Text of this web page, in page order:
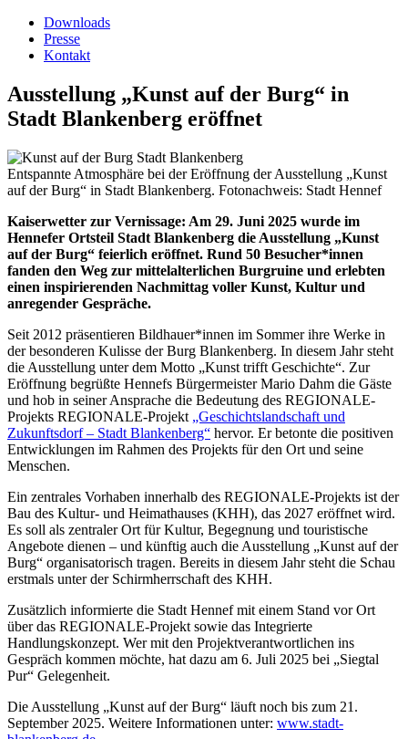
Downloads
Presse
Kontakt
Ausstellung „Kunst auf der Burg“ in
Stadt Blankenberg eröffnet
Entspannte Atmosphäre bei der Eröffnung der Ausstellung „Kunst
auf der Burg“ in Stadt Blankenberg. Fotonachweis: Stadt Hennef
Kaiserwetter zur Vernissage: Am 29. Juni 2025 wurde im
Hennefer Ortsteil Stadt Blankenberg die Ausstellung „Kunst
auf der Burg“ feierlich eröffnet. Rund 50 Besucher*innen
fanden den Weg zur mittelalterlichen Burgruine und erlebten
einen inspirierenden Nachmittag voller Kunst, Kultur und
anregender Gespräche.
Seit 2012 präsentieren Bildhauer*innen im Sommer ihre Werke in
der besonderen Kulisse der Burg Blankenberg. In diesem Jahr steht
die Ausstellung unter dem Motto „Kunst trifft Geschichte“. Zur
Eröffnung begrüßte Hennefs Bürgermeister Mario Dahm die Gäste
und hob in seiner Ansprache die Bedeutung des REGIONALE-
Projekts REGIONALE-Projekt „Geschichtslandschaft und
Zukunftsdorf – Stadt Blankenberg“ hervor. Er betonte die positiven
Entwicklungen im Rahmen des Projekts für den Ort und seine
Menschen.
Ein zentrales Vorhaben innerhalb des REGIONALE-Projekts ist der
Bau des Kultur- und Heimathauses (KHH), das 2027 eröffnet wird.
Es soll als zentraler Ort für Kultur, Begegnung und touristische
Angebote dienen – und künftig auch die Ausstellung „Kunst auf der
Burg“ organisatorisch tragen. Bereits in diesem Jahr steht die Schau
erstmals unter der Schirmherrschaft des KHH.
Zusätzlich informierte die Stadt Hennef mit einem Stand vor Ort
über das REGIONALE-Projekt sowie das Integrierte
Handlungskonzept. Wer mit den Projektverantwortlichen ins
Gespräch kommen möchte, hat dazu am 6. Juli 2025 bei „Siegtal
Pur“ Gelegenheit.
Die Ausstellung „Kunst auf der Burg“ läuft noch bis zum 21.
September 2025. Weitere Informationen unter: www.stadt-